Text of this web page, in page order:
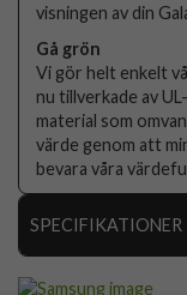
visningen av din
Gå grön
Vi gör helt enkelt
nu tillverkade av
material som
värde genom att
bevara våra
SPECIFIKATIONER